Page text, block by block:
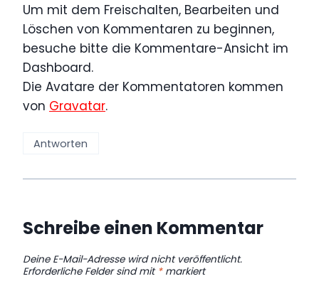
Um mit dem Freischalten, Bearbeiten und
Löschen von Kommentaren zu beginnen,
besuche bitte die Kommentare-Ansicht im
Dashboard.
Die Avatare der Kommentatoren kommen
von Gravatar.
Antworten
Schreibe einen Kommentar
Deine E-Mail-Adresse wird nicht veröffentlicht.
Erforderliche Felder sind mit *markiert